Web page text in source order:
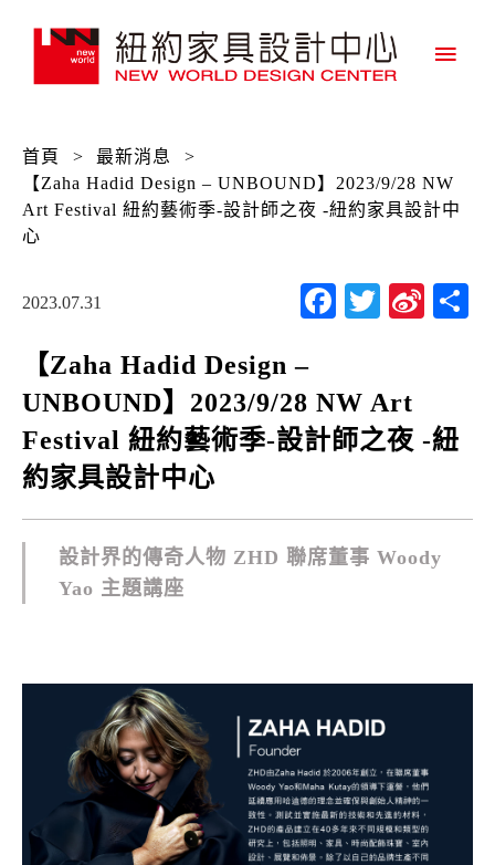
單
首頁 > 最新消息
>
【Zaha Hadid Design – UNBOUND】2023/9/28 NW
Art Festival 紐約藝術季-設計師之夜 -紐約家具設計中
心
2023.07.31 Facebook
Twitter
Sina
【Zaha Hadid Design –
UNBOUND】2023/9/28 NW Art
Festival 紐約藝術季-設計師之夜 -紐
約家具設計中心
設計界的傳奇人物 ZHD 聯席董事 Woody
Yao 主題講座